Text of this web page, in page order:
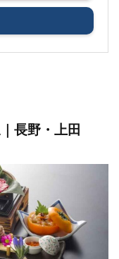
長野・上田